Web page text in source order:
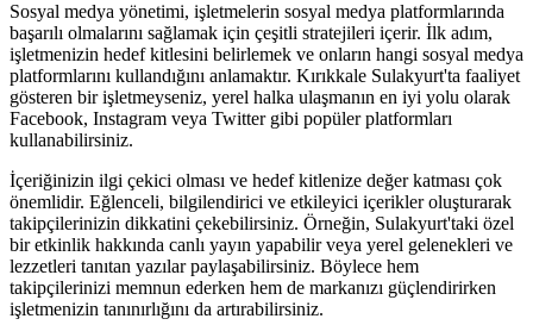
Sosyal medya yönetimi, işletmelerin sosyal medya platformlarında
başarılı olmalarını sağlamak için çeşitli stratejileri içerir. İlk adım,
işletmenizin hedef kitlesini belirlemek ve onların hangi sosyal medya
platformlarını kullandığını anlamaktır. Kırıkkale Sulakyurt'ta faaliyet
gösteren bir işletmeyseniz, yerel halka ulaşmanın en iyi yolu olarak
Facebook, Instagram veya Twitter gibi popüler platformları
kullanabilirsiniz.
İçeriğinizin ilgi çekici olması ve hedef kitlenize değer katması çok
önemlidir. Eğlenceli, bilgilendirici ve etkileyici içerikler oluşturarak
takipçilerinizin dikkatini çekebilirsiniz. Örneğin, Sulakyurt'taki özel
bir etkinlik hakkında canlı yayın yapabilir veya yerel gelenekleri ve
lezzetleri tanıtan yazılar paylaşabilirsiniz. Böylece hem
takipçilerinizi memnun ederken hem de markanızı güçlendirirken
işletmenizin tanınırlığını da artırabilirsiniz.